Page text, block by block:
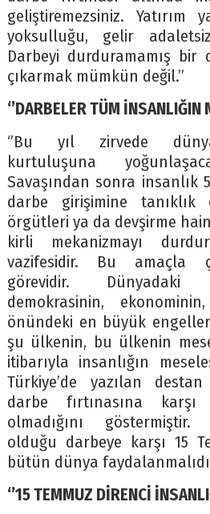
geliştiremezsiniz. Yatırım
yoksulluğu, gelir
Darbeyi durduramamış bir
çıkarmak mümkün değil.’’
‘’DARBELER TÜM İNSANLIĞIN
‘’Bu yıl zirvede
kurtuluşuna
Savaşından sonra insanlık
darbe girişimine
örgütleri ya da devşirme
kirli mekanizmayı
vazifesidir. Bu amaçla
görevidir. Dünyadaki
demokrasinin,
önündeki en büyük
şu ülkenin, bu ülkenin
itibarıyla insanlığın
Türkiye’de yazılan
darbe fırtınasına karşı
olmadığını
olduğu darbeye karşı 15
bütün dünya
‘’15 TEMMUZ DİRENCİ